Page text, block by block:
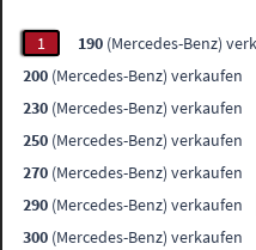
1 190 (Mercedes-Benz)
200 (Mercedes-Benz) verkaufen
230 (Mercedes-Benz) verkaufen
250 (Mercedes-Benz) verkaufen
270 (Mercedes-Benz) verkaufen
290 (Mercedes-Benz) verkaufen
300 (Mercedes-Benz) verkaufen